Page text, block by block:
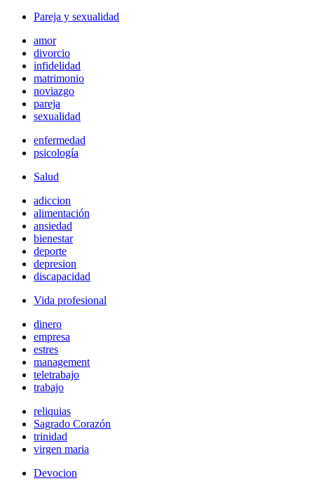
Pareja y sexualidad
amor
divorcio
infidelidad
matrimonio
noviazgo
pareja
sexualidad
enfermedad
psicología
Salud
adiccion
alimentación
ansiedad
bienestar
deporte
depresion
discapacidad
Vida profesional
dinero
empresa
estres
management
teletrabajo
trabajo
reliquias
Sagrado Corazón
trinidad
virgen maria
Devocion